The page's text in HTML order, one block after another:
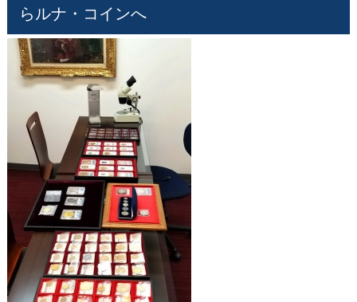
らルナ・コインへ